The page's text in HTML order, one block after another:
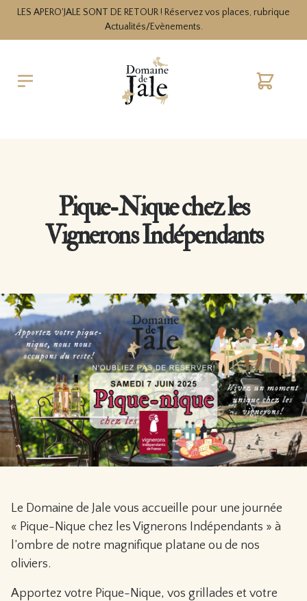
LES APERO'JALE SONT DE RETOUR ! Réservez vos places, rubrique
Actualités/Evènements.
Cart
Pique-Nique chez les
Vignerons Indépendants
Le Domaine de Jale vous accueille pour une journée
« Pique-Nique chez les Vignerons Indépendants » à
l’ombre de notre magnifique platane ou de nos
oliviers.
Apportez votre Pique-Nique, vos grillades et votre